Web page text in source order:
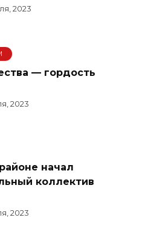
2023
— гордость
2023
начал
коллектив
2023